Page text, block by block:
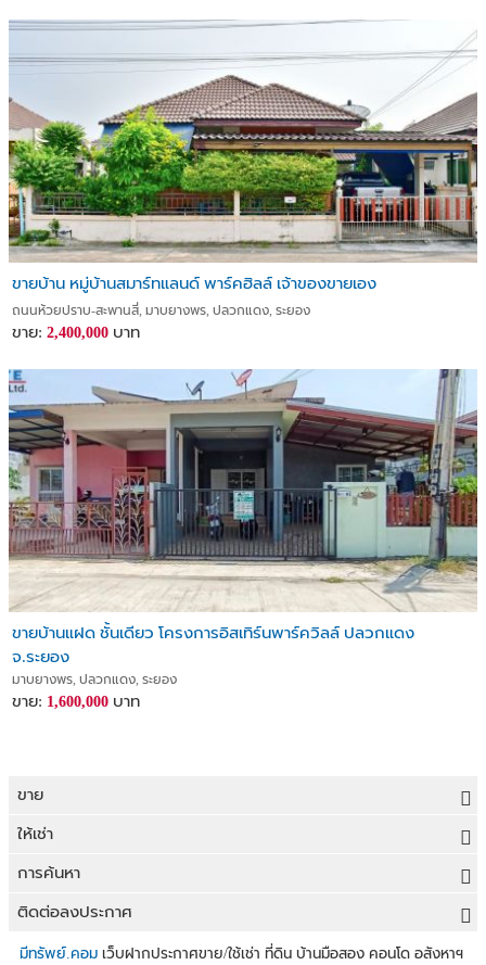
ขายบ้าน หมู่บ้านสมาร์ทแลนด์ พาร์คฮิลล์ เจ้าของขายเอง
ถนนห้วยปราบ-สะพานสี่, มาบยางพร, ปลวกแดง, ระยอง
ขาย: 2,400,000 บาท
ขายบ้านแฝด ชั้นเดียว โครงการอิสเทิร์นพาร์ควิลล์ ปลวกแดง
จ.ระยอง
มาบยางพร, ปลวกแดง, ระยอง
ขาย: 1,600,000 บาท
ขาย
ขายที่ดิน
ขายบ้าน
ขายคอนโด
ให้เช่า
ให้เช่าที่ดิน
ให้เช่าบ้าน
ให้เช่าคอนโด
การค้นหา
ขายที่ดิน
ประกาศขายที่ดิน
ติดต่อลงประกาศ
ลงประกาศขายฟรี
มีทรัพย์.คอม เว็บฝากประกาศขาย/ใช้เช่า ที่ดิน บ้านมือสอง คอนโด อสังหาฯ